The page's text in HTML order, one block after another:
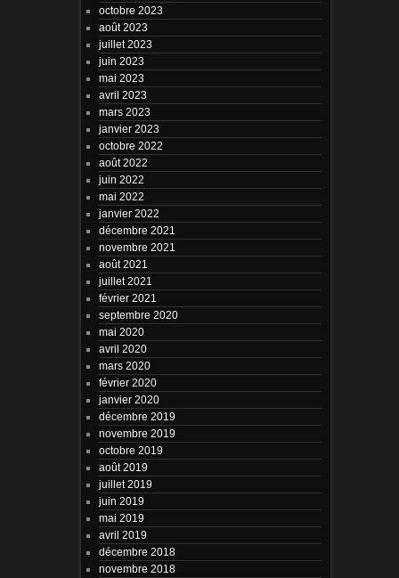
octobre 2023
août 2023
juillet 2023
juin 2023
mai 2023
avril 2023
mars 2023
janvier 2023
octobre 2022
août 2022
juin 2022
mai 2022
janvier 2022
décembre 2021
novembre 2021
août 2021
juillet 2021
février 2021
septembre 2020
mai 2020
avril 2020
mars 2020
février 2020
janvier 2020
décembre 2019
novembre 2019
octobre 2019
août 2019
juillet 2019
juin 2019
mai 2019
avril 2019
décembre 2018
novembre 2018